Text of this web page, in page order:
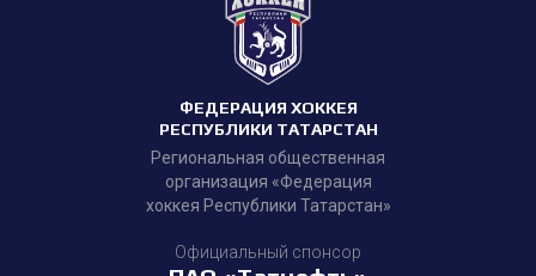
ФЕДЕРАЦИЯ ХОККЕЯ
РЕСПУБЛИКИ ТАТАРСТАН
Региональная общественная
организация «Федерация
хоккея Республики Татарстан»
Официальный спонсор